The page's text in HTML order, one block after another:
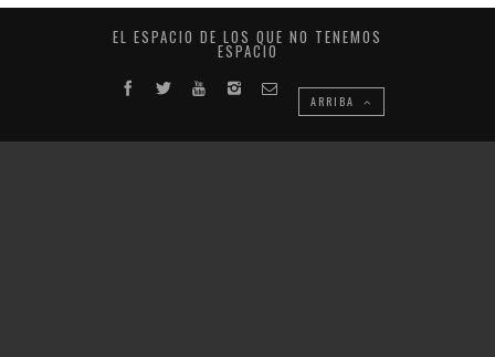
EL ESPACIO DE LOS QUE NO TENEMOS
ESPACIO
ARRIBA